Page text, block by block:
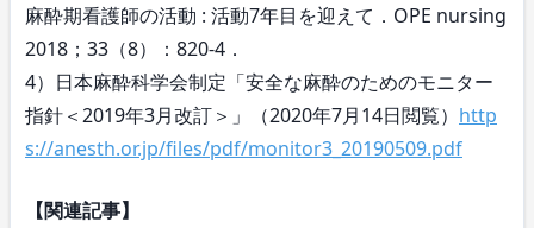
麻酔期看護師の活動 : 活動7年目を迎えて．OPE nursing
2018；33（8）：820-4．
4）日本麻酔科学会制定「安全な麻酔のためのモニター
指針＜2019年3月改訂＞」（2020年7月14日閲覧） http
s://anesth.or.jp/files/pdf/monitor3_20190509.pdf
【関連記事】